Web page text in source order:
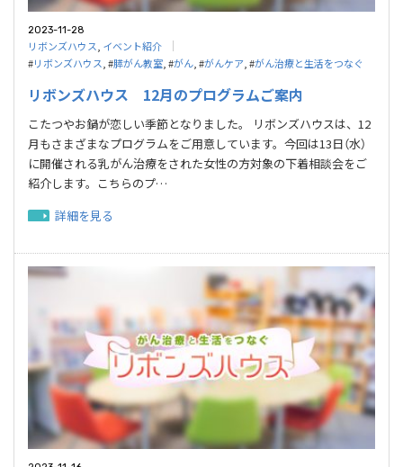
2023-11-28
リボンズハウス イベント紹介
#リボンズハウス , #膵がん教室 , #がん , #がんケア , #がん治療と生活をつなぐ
リボンズハウス 12月のプログラムご案内
こたつやお鍋が恋しい季節となりました。 リボンズハウスは、12
月もさまざまなプログラムをご用意しています。今回は13日（水）
に開催される乳がん治療をされた女性の方対象の下着相談会をご
紹介します。こちらのプ…
詳細を見る